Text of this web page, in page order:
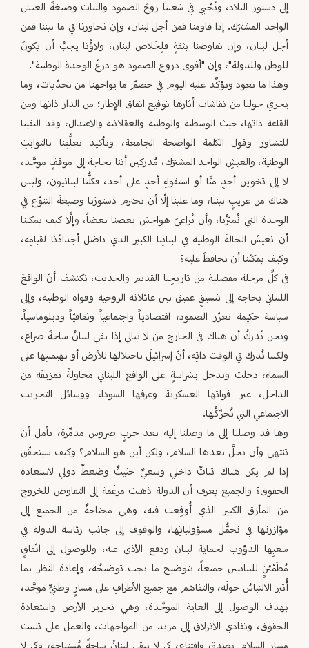
إلى دستور البلاد، ونُحْيي في شعبنا روحَ الصمود والثبات وصيغةَ العيش
الواحد المشترَك. إذا قاومنا فمن أجل لبنان، وإن تحاورنا في ما بيننا فمن
أجل لبنان، وإن تفاوضنا بثقةٍ فلِخَلاص لبنان، ولاؤُنا يجبُ أن يكونَ
للوطن وللدولة"، وإن "أقوى دروع الصمود هو درعُ الوحدة الوطنية".
وهذا ما نعود ونؤكِّد عليه اليوم في خضمّ ما يواجهنا من تحدّيات، وما
يجري حولنا من نقاشات أثارها توقيع اتفاق الإطار؛ من الدار ذاتها ومن
القاعة ذاتها، حيث الوسطية والوطنية والعقلانية والاعتدال، وقد التقينا
للتشاور وقول الكلمة الواضحة الجامعة، وتأكيد تعلُّقِنا بالثوابتِ
الوطنية، والعيشِ الواحد المشترَك، مُدركين أننا بحاجة إلى موقفٍ موحَّد،
لا إلى تخوين أحدٍ منَّا أو استقواءِ أحدٍ على أحد، فكلُّنا لبنانيون، وليس
هناك من غريبٍ بيننا، وما علينا إلّا أن نحترم دستورَنا وصيغةَ التنوّع في
الوحدة التي تُميّزُنا، وأن نُراعيَ هواجسَ بعضنا بعضاً، وإلَّا كيف يمكننا
أن نعيشَ الحالةَ الوطنية في لبنانِنا الكبير الذي ناضل أجدادُنا لقيامِه،
وكيف يمكنُنا أن نحافظَ عليه؟
في كلِّ مرحلة مفصلية من تاريخِنا القديم والحديث، نكتشف أنّ الواقعَ
اللبناني بحاجة إلى تنسيقٍ عميق بين عائلاته الروحية وقواه الوطنية، وإلى
سياسة حكيمة تعزّز الصمود، اقتصادياً واجتماعياً وثقافيّاً ودبلوماسياً.
ونحن نُدركُ أن هناك في الخارج من لا يبالي إذا بقي لبنانُ ساحةَ صراع،
ولكننا نُدرك في الوقت ذاتِه، أنّ إسرائيلَ باحتلالها للأرض أو بهيمنتِها على
السماء، دخلت وتدخل بشراسةٍ على الواقع اللبناني محاولةً تمزيقَه من
الداخل، عبر قواتها العسكرية وغرفها السوداء ووسائل التخريب
الاجتماعي التي تُحرِّكُها.
وها قد وصلنا إلى ما وصلنا إليه بعد حربٍ ضروس مدمِّرة، نأمل أن
تنتهي وأن يحلَّ بعدها السلام، ولكن أين هو السلام؟ وكيف سيتحقّق
إذا لم يكن هناك ثباتٌ داخلي وسعيٌ حثيثٌ وضغطٌ دولي لاستعادة
الحقوق؟ والجميع يعرف أن الدولة ذهبت مرغَمة إلى التفاوض للخروج
من المأزق الكبير الذي أُوقِعت فيه، وهي محتاجةٌ من الجميع إلى
مؤازرتها في تحمُّل مسؤولياتِها، والوقوف إلى جانب رئاسة الدولة في
سعيِها الدؤوب لحماية لبنان ودفع الأذى عنه، وللوصول إلى اتّفاقٍ
مُطَمْئنٍ للبنانيين جميعاً، بتوضيح ما يجب توضيحُه، وإعادة النظر بما
أُثير الالتباسُ حولَه، والتفاهم مع جميع الأطرافِ على مسارٍ وطنيٍّ موحَّد،
بهدف الوصول إلى الغاية الموحَّدة، وهي تحرير الأرض واستعادة
الحقوق، وتفادي الانزلاق إلى مزيد من المواجهات، والعمل على تثبيت